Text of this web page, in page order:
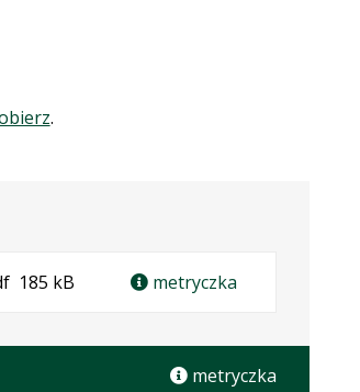
.
185 kB metryczka
metryczka